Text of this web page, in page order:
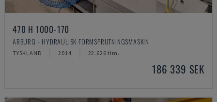
470 H 1000-170
ARBURG - HYDRAULISK FORMSPRUTNINGSMASKIN
TYSKLAND 2014 22.626 tim.
186 339 SEK